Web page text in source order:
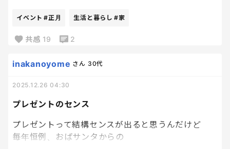
ているんですけど・・・。
さっきも純度100％の期待の目で「いくら買った？」
「いくら楽しみだな」って言われて。
いや、もう弱音吐くね。
今の私、完全に子どもたちの期待と家計の板挟み状
イベント #正月 生活と暮らし #家
共感 19 2
プレゼントのセンス
inakanoyome さん 30代
2025.12.26 04:30
プレゼントって結構センスが出ると思うんだけど
毎年恒例、おばサンタからの